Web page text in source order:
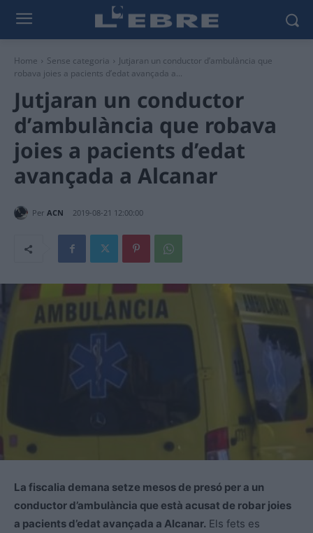
Home Sense categoria
Jutjaran un conductor d’ambulància que
robava joies a pacients d’edat avançada a...
Jutjaran un conductor
d’ambulància que robava
joies a pacients d’edat
avançada a Alcanar
Per ACN 2019-08-21 12:00:00
La fiscalia demana setze mesos de presó per a un
conductor d’ambulància que està acusat de robar joies
a pacients d’edat avançada a Alcanar. Els fets es